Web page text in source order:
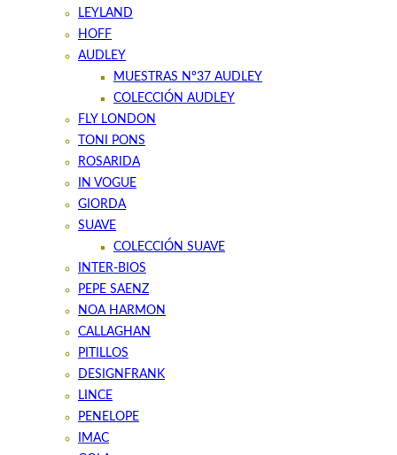
LEYLAND
HOFF
AUDLEY
MUESTRAS Nº37 AUDLEY
COLECCIÓN AUDLEY
FLY LONDON
TONI PONS
ROSARIDA
IN VOGUE
GIORDA
SUAVE
COLECCIÓN SUAVE
INTER-BIOS
PEPE SAENZ
NOA HARMON
CALLAGHAN
PITILLOS
DESIGNFRANK
LINCE
PENELOPE
IMAC